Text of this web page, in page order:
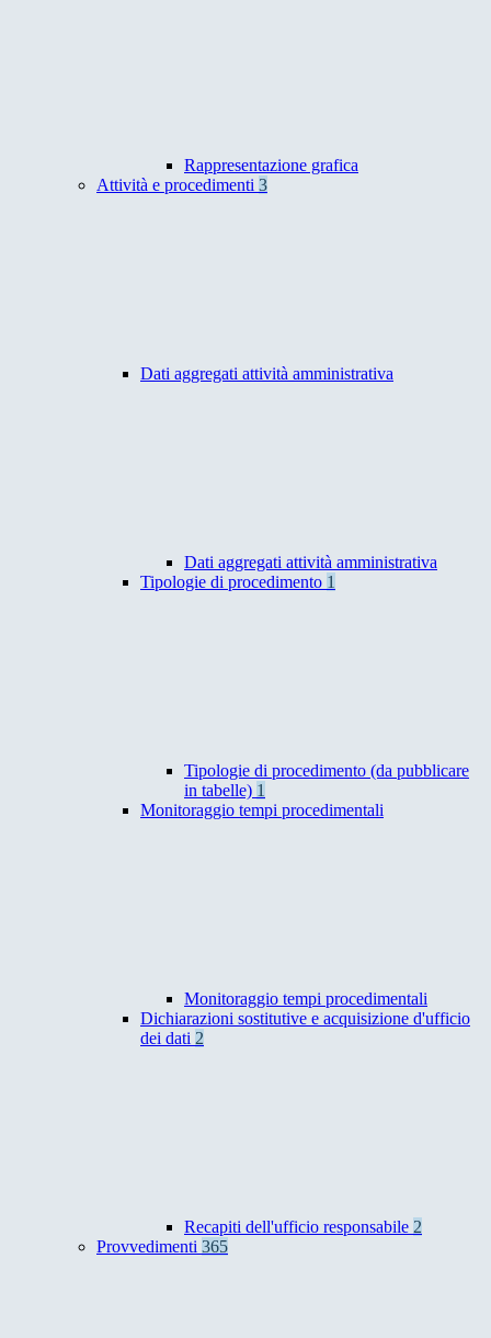
Rappresentazione grafica
Attività e procedimenti 3
Dati aggregati attività amministrativa
Dati aggregati attività amministrativa
Tipologie di procedimento 1
Tipologie di procedimento (da pubblicare
in tabelle) 1
Monitoraggio tempi procedimentali
Monitoraggio tempi procedimentali
Dichiarazioni sostitutive e acquisizione d'ufficio
dei dati 2
Recapiti dell'ufficio responsabile 2
Provvedimenti 365